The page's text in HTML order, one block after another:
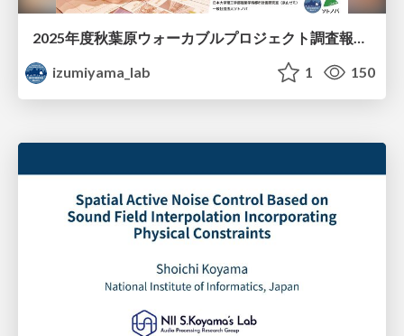
2025年度秋葉原ウォーカブルプロジェクト調査報告 「アキバらしいウォーカブル」とは何か
izumiyama_lab
1 150